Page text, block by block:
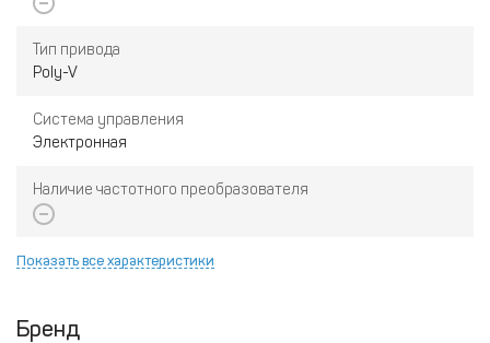
Тип привода
Poly-V
Система управления
Электронная
Наличие частотного преобразователя
Показать все характеристики
Бренд